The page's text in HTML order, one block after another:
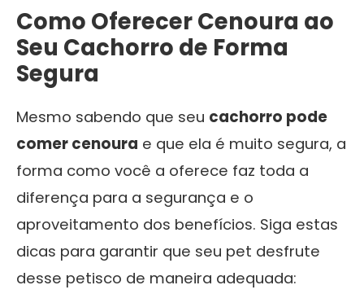
Como Oferecer Cenoura ao
Seu Cachorro de Forma
Segura
Mesmo sabendo que seu cachorro pode
comer cenoura e que ela é muito segura, a
forma como você a oferece faz toda a
diferença para a segurança e o
aproveitamento dos benefícios. Siga estas
dicas para garantir que seu pet desfrute
desse petisco de maneira adequada: